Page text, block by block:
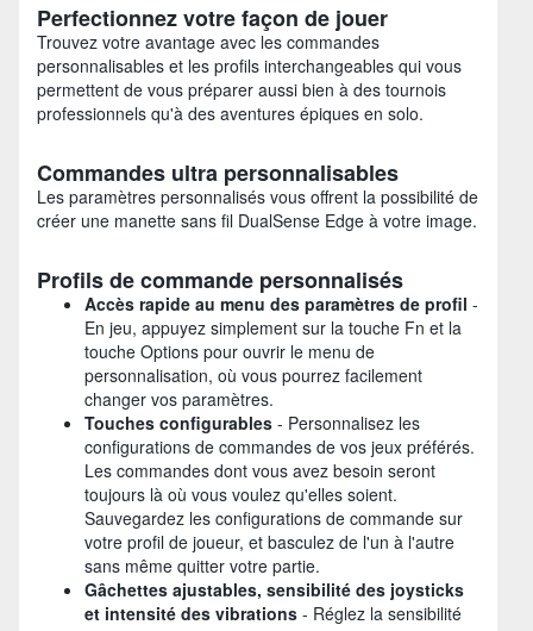
Perfectionnez votre façon de jouer
Trouvez votre avantage avec les commandes
personnalisables et les profils interchangeables qui vous
permettent de vous préparer aussi bien à des tournois
professionnels qu'à des aventures épiques en solo.
Commandes ultra personnalisables
Les paramètres personnalisés vous offrent la possibilité de
créer une manette sans fil DualSense Edge à votre image.
Profils de commande personnalisés
Accès rapide au menu des paramètres de profil -
En jeu, appuyez simplement sur la touche Fn et la
touche Options pour ouvrir le menu de
personnalisation, où vous pourrez facilement
changer vos paramètres.
Touches configurables - Personnalisez les
configurations de commandes de vos jeux préférés.
Les commandes dont vous avez besoin seront
toujours là où vous voulez qu'elles soient.
Sauvegardez les configurations de commande sur
votre profil de joueur, et basculez de l'un à l'autre
sans même quitter votre partie.
Gâchettes ajustables, sensibilité des joysticks
et intensité des vibrations - Réglez la sensibilité